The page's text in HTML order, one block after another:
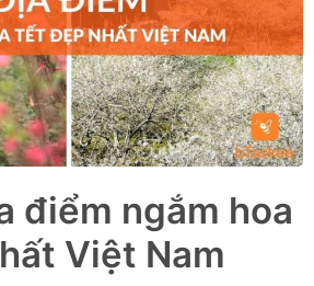
điểm ngắm hoa
Việt Nam